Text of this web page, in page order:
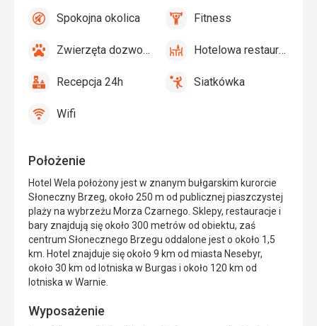
Położenie
Hotel Wela położony jest w znanym bułgarskim kurorcie
Słoneczny Brzeg, około 250 m od publicznej piaszczystej
plaży na wybrzeżu Morza Czarnego. Sklepy, restauracje i
bary znajdują się około 300 metrów od obiektu, zaś
centrum Słonecznego Brzegu oddalone jest o około 1,5
km. Hotel znajduje się około 9 km od miasta Nesebyr,
około 30 km od lotniska w Burgas i około 120 km od
lotniska w Warnie.
Wyposażenie
Basen
dzieci
ulicy
Spokojna
Spokojna okolica
tak FitnessFitness
tak
Zwierzęta
Zwierzęta dozwolone
tak
Hotelowa
Hotelowa restauracja
tak
RecepcjaRecepcja 24h
tak Siatkówka
Siatkówka
tak
Wifi Wifi
tak